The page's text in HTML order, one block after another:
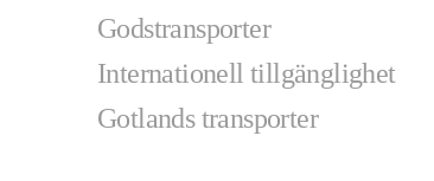
Godstransporter
Internationell tillgänglighet
Gotlands transporter